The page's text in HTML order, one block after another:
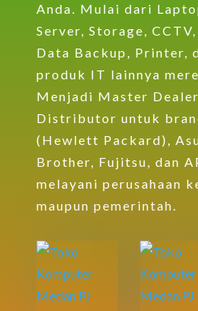
Anda. Mulai dari
Server, Storage,
Data Backup, Printer,
produk IT lainnya
Menjadi Master Dealer
Distributor untuk
(Hewlett Packard),
Brother, Fujitsu, dan
melayani perusahaan
maupun pemerintah.